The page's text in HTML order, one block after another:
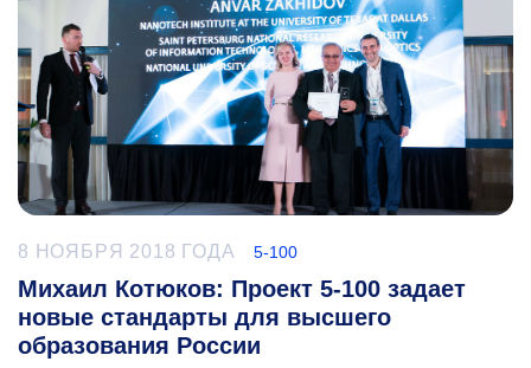
8 НОЯБРЯ 2018 ГОДА 5-100
Михаил Котюков: Проект 5-100 задает
новые стандарты для высшего
образования России